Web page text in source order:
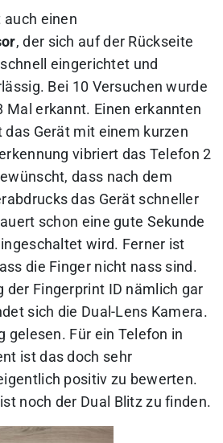
auch einen
, der sich auf der Rückseite
eingerichtet und
Bei 10 Versuchen wurde
Mal erkannt. Einen erkannten
Gerät mit einem kurzen
vibriert das Telefon 2
dass nach dem
das Gerät schneller
schon eine gute Sekunde
wird. Ferner ist
die Finger nicht nass sind.
der Fingerprint ID nämlich gar
sich die Dual-Lens Kamera.
gelesen. Für ein Telefon in
ist das doch sehr
positiv zu bewerten.
noch der Dual Blitz zu finden.